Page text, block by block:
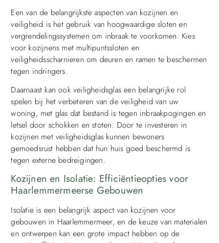
Een van de belangrijkste aspecten van kozijnen en
veiligheid is het gebruik van hoogwaardige sloten en
vergrendelingssystemen om inbraak te voorkomen. Kies
voor kozijnens met multipuntssloten en
veiligheidsscharnieren om deuren en ramen te beschermen
tegen indringers.
Daarnaast kan ook veiligheidsglas een belangrijke rol
spelen bij het verbeteren van de veiligheid van uw
woning, met glas dat bestand is tegen inbraakpogingen en
letsel door schokken en stoten. Door te investeren in
kozijnen met veiligheidsglas kunnen bewoners
gemoedsrust hebben dat hun huis goed beschermd is
tegen externe bedreigingen.
Kozijnen en Isolatie: Efficiëntieopties voor
Haarlemmermeerse Gebouwen
Isolatie is een belangrijk aspect van kozijnen voor
gebouwen in Haarlemmermeer, en de keuze van materialen
en ontwerpen kan een grote impact hebben op de